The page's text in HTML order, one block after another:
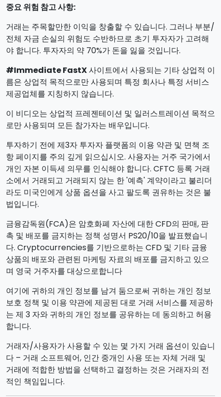
중요 위험 참고 사항:
거래는 주목할만한 이익을 창출할 수 있습니다. 그러나 부분/
전체 자금 손실의 위험도 수반하므로 초기 투자자가 고려해
야 합니다. 투자자의 약 70%가 돈을 잃을 것입니다.
#Immediate FastX사이트에서 사용되는 기타 상업적 이
름은 상업적 목적으로만 사용되며 특정 회사나 특정 서비스
제공업체를 지칭하지 않습니다.
이 비디오는 상업적 프레젠테이션 및 일러스트레이션 목적으
로만 사용되며 모든 참가자는 배우입니다.
투자하기 전에 제3자 투자자 플랫폼의 이용 약관 및 면책 조
항 페이지를 주의 깊게 읽으십시오. 사용자는 거주 국가에서
개인 자본 이득세 의무를 인식해야 합니다. CFTC 등록 거래
소에서 거래되고 거래되지 않는 한 '예측' 계약이라고 불리더
라도 미국인에게 상품 옵션을 사고 팔도록 권유하는 것은 불
법입니다.
금융감독원(FCA)은 암호화폐 자산에 대한 CFD의 판매, 판
촉 및 배포를 금지하는 정책 성명서 PS20/10을 발표했습니
다. Cryptocurrencies를 기반으로하는 CFD 및 기타 금융
상품의 배포와 관련된 마케팅 자료의 배포를 금지하고 있으
며 영국 거주자를 대상으로합니다
여기에 귀하의 개인 정보를 남겨 둠으로써 귀하는 개인 정보
보호 정책 및 이용 약관에 제공된 대로 거래 서비스를 제공하
는 제 3 자와 귀하의 개인 정보를 공유하는 데 동의하고 허용
합니다.
거래자/사용자가 사용할 수 있는 몇 가지 거래 옵션이 있습니
다 – 거래 소프트웨어, 인간 중개인 사용 또는 자체 거래 및
거래에 적합한 방법을 선택하고 결정하는 것은 거래자의 전
적인 책임입니다.